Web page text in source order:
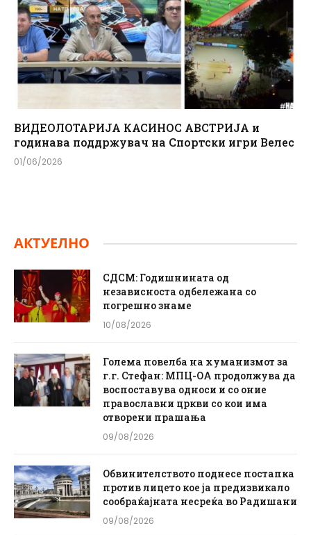
ВИДЕОЛОТАРИЈА КАСИНОС АВСТРИЈА и
годинава поддржувач на Спортски игри Велес
01/06/2026
АКТУЕЛНО
СДСМ: Годишнината од
независноста одбележана со
погрешно знаме
10/08/2026
Голема повелба на хуманизмот за
г.г. Стефан: МПЦ-ОА продолжува да
воспоставува односи и со оние
православни цркви со кои има
отворени прашања
09/08/2026
Обвинителството поднесе постапка
против лицето кое ја предизвикало
сообраќајната несреќа во Радишани
09/08/2026